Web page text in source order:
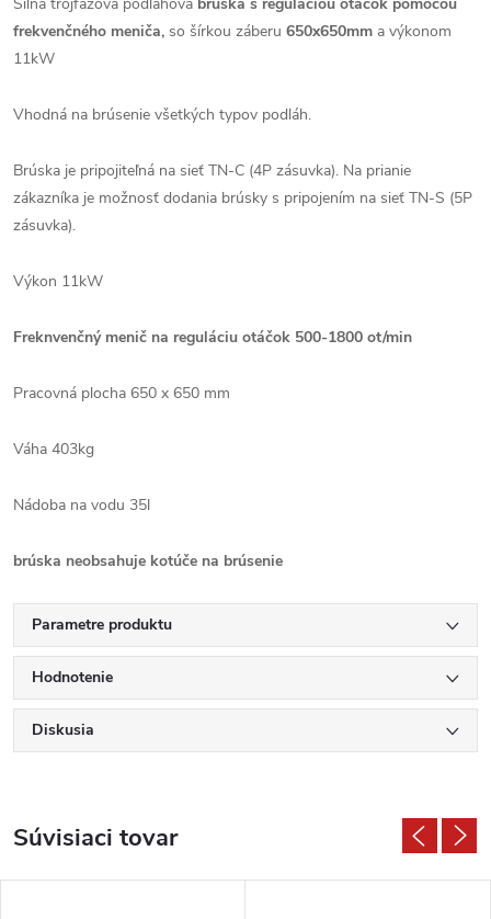
frekvenčného meniča, so šírkou záberu 650x650mm a výkonom
11kW
Vhodná na brúsenie všetkých typov podláh.
Brúska je pripojiteľná na sieť TN-C (4P zásuvka). Na prianie
zákazníka je možnosť dodania brúsky s pripojením na sieť TN-S (5P
zásuvka).
Výkon 11kW
Freknvenčný menič na reguláciu otáčok 500-1800 ot/min
Pracovná plocha 650 x 650 mm
Váha 403kg
Nádoba na vodu 35l
brúska neobsahuje kotúče na brúsenie
Parametre produktu
Hodnotenie
Diskusia
Súvisiaci tovar